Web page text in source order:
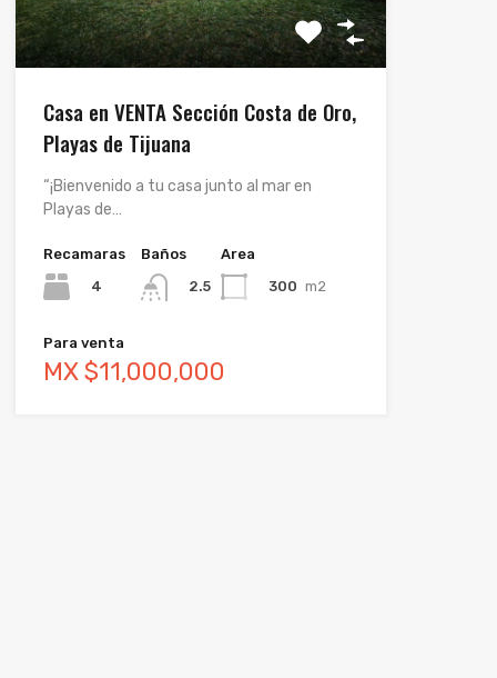
Casa en VENTA Sección Costa de Oro,
Playas de Tijuana
“¡Bienvenido a tu casa junto al mar en
Playas de…
Recamaras
4
Baños
2.5
Area
300 m2
Para venta
MX $11,000,000